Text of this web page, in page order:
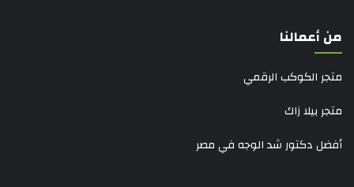
من أعمالنا
متجر الكوكب الرقمي
متجر بيلا زاك
أفضل دكتور شد الوجه في مصر